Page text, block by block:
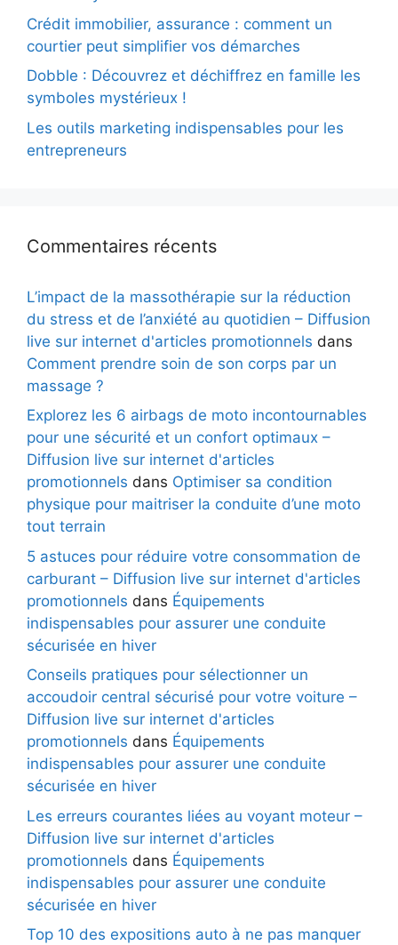
Crédit immobilier, assurance : comment un
courtier peut simplifier vos démarches
Dobble : Découvrez et déchiffrez en famille les
symboles mystérieux !
Les outils marketing indispensables pour les
entrepreneurs
Commentaires récents
L’impact de la massothérapie sur la réduction
du stress et de l’anxiété au quotidien – Diffusion
live sur internet d'articles promotionnels dans
Comment prendre soin de son corps par un
massage ?
Explorez les 6 airbags de moto incontournables
pour une sécurité et un confort optimaux –
Diffusion live sur internet d'articles
promotionnels dans Optimiser sa condition
physique pour maitriser la conduite d’une moto
tout terrain
5 astuces pour réduire votre consommation de
carburant – Diffusion live sur internet d'articles
promotionnels dans Équipements
indispensables pour assurer une conduite
sécurisée en hiver
Conseils pratiques pour sélectionner un
accoudoir central sécurisé pour votre voiture –
Diffusion live sur internet d'articles
promotionnels dans Équipements
indispensables pour assurer une conduite
sécurisée en hiver
Les erreurs courantes liées au voyant moteur –
Diffusion live sur internet d'articles
promotionnels dans Équipements
indispensables pour assurer une conduite
sécurisée en hiver
Top 10 des expositions auto à ne pas manquer